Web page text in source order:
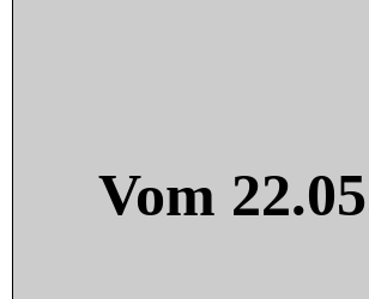
Vom